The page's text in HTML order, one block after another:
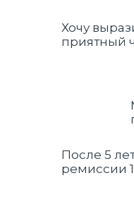
Хочу
приятный
После 5
ремиссии